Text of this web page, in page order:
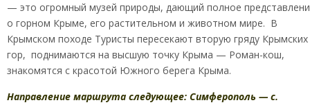
— это огромный музей природы, дающий полное
о горном Крыме, его растительном и животном мире. В
Крымском походе Туристы пересекают вторую гряду Крымских
гор, поднимаются на высшую точку Крыма — Роман-кош,
знакомятся с красотой Южного берега Крыма.
Направление маршрута следующее: Симферополь — с.